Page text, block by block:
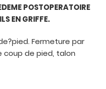
POSTOPERATOIRE
EN GRIFFE.
Fermeture par
coup de pied, talon